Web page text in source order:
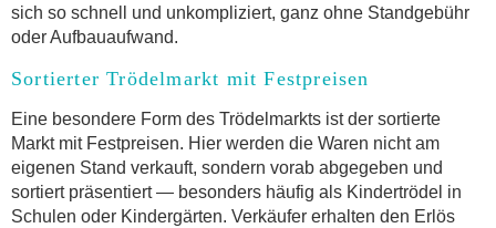
sich so schnell und unkompliziert, ganz ohne Standgebühr
oder Aufbauaufwand.
Sortierter Trödelmarkt mit Festpreisen
Eine besondere Form des Trödelmarkts ist der sortierte
Markt mit Festpreisen. Hier werden die Waren nicht am
eigenen Stand verkauft, sondern vorab abgegeben und
sortiert präsentiert — besonders häufig als Kindertrödel in
Schulen oder Kindergärten. Verkäufer erhalten den Erlös